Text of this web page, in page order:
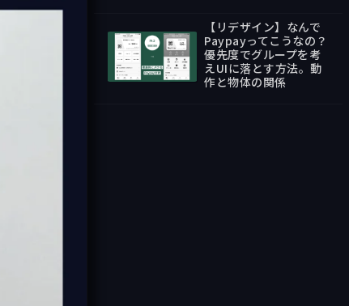
54:31
【リデザイン】なんで
Paypayってこうなの？
優先度でグループを考
えUIに落とす方法。動
作と物体の関係